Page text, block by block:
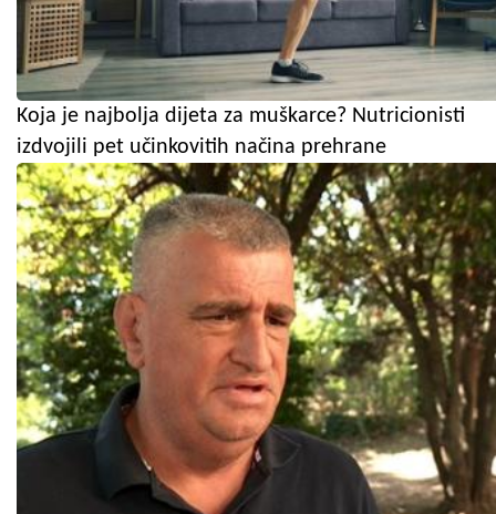
Koja je najbolja dijeta za muškarce? Nutricionisti
izdvojili pet učinkovitih načina prehrane